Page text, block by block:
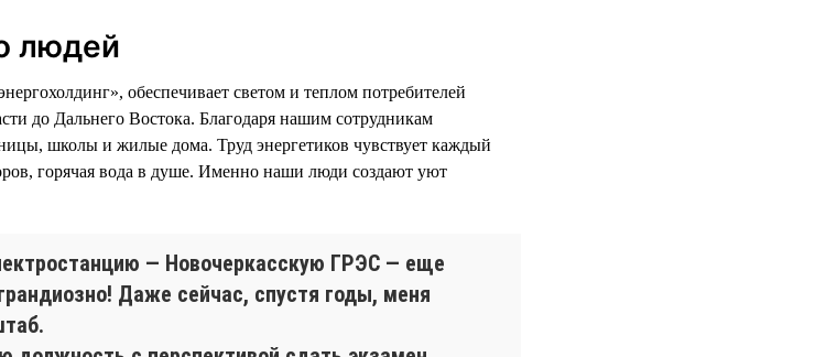
людей
обеспечивает светом и теплом потребителей
до Дальнего Востока. Благодаря нашим сотрудникам
школы и жилые дома. Труд энергетиков чувствует каждый
горячая вода в душе. Именно наши люди создают уют
— Новочеркасскую ГРЭС — еще
Даже сейчас, спустя годы, меня